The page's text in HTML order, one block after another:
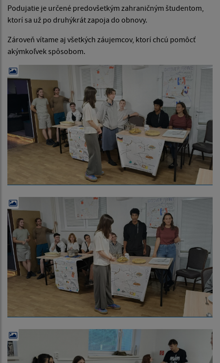
Podujatie je určené predovšetkým zahraničným študentom,
ktorí sa už po druhýkrát zapoja do obnovy.
Zároveň vítame aj všetkých záujemcov, ktorí chcú pomôcť
akýmkoľvek spôsobom.